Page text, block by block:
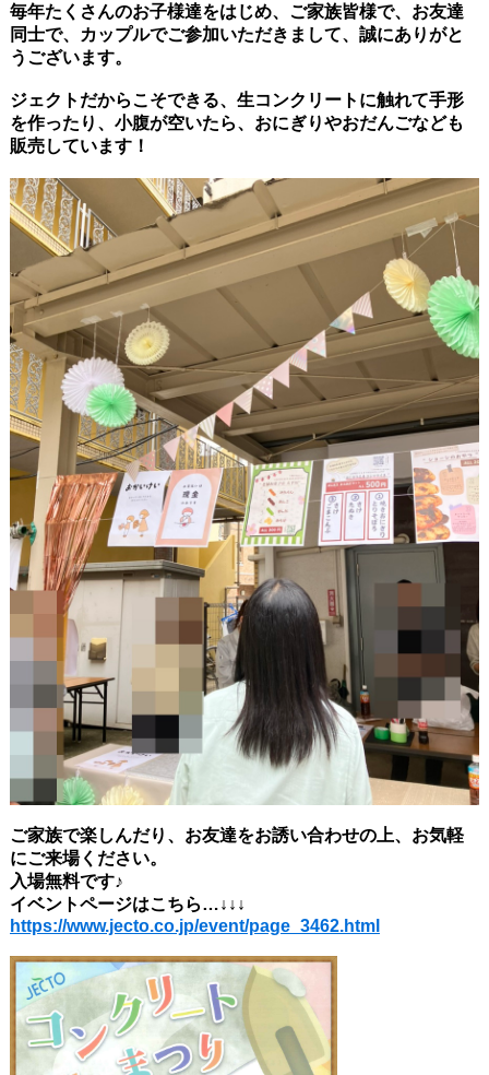
毎年たくさんのお子様達をはじめ、ご家族皆様で、お友達
同士で、カップルでご参加いただきまして、誠にありがと
うございます。
ジェクトだからこそできる、生コンクリートに触れて手形
を作ったり、小腹が空いたら、おにぎりやおだんごなども
販売しています！
ご家族で楽しんだり、お友達をお誘い合わせの上、お気軽
にご来場ください。
入場無料です♪
イベントページはこちら…↓↓↓
https://www.jecto.co.jp/event/page_3462.html